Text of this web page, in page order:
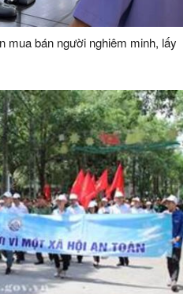
mua bán người nghiêm minh, lấy